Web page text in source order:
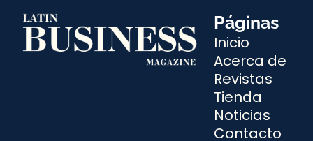
Páginas
Inicio
Acerca de
Revistas
Tienda
Noticias
Contacto